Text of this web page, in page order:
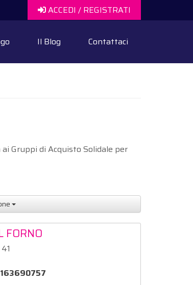
ACCEDI / REGISTRATI
Il Blog Contattaci
Gruppi di Acquisto Solidale per
FORNO